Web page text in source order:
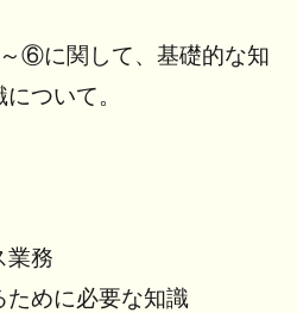
⑥に関して、基礎的な知
ついて。
業務
めに必要な知識